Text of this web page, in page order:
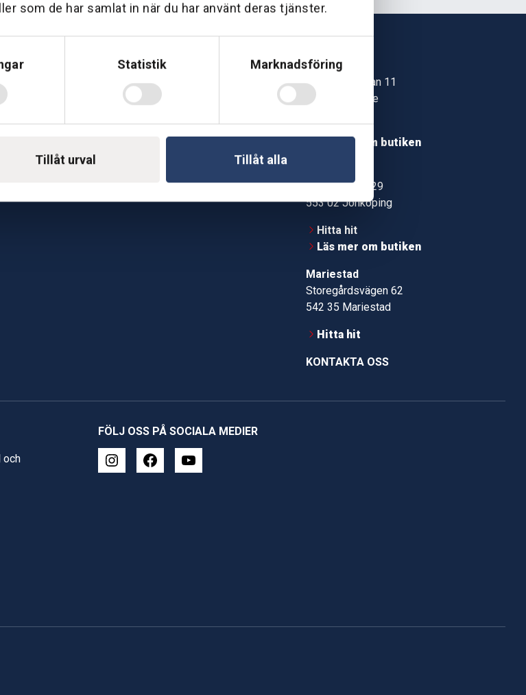
som de har samlat in när du har använt deras tjänster.
Statistik Marknadsföring
Tillåt urval Tillåt alla
Telefon: 0500-414 130
Gå till vår företagssupport
Skövde
Jonstorpsgatan 11
549 37 Skövde
Hitta hit
Läs mer om butiken
Kämpevägen 29
553 02 Jönköping
Hitta hit
Läs mer om butiken
Mariestad
Storegårdsvägen 62
542 35 Mariestad
Hitta hit
KONTAKTA OSS
och
FÖLJ OSS PÅ SOCIALA MEDIER